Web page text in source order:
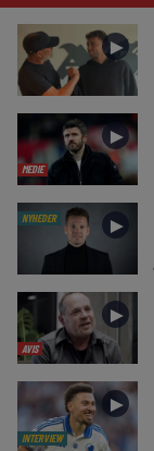
►
MEDIE
►
NYHEDER ►
AVIS
►
INTERVIEW
►